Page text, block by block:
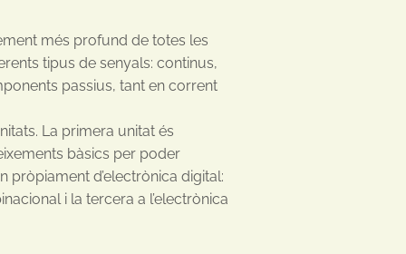
més profund de totes les
tipus de senyals: continus,
passius, tant en corrent
La primera unitat és
bàsics per poder
pròpiament d’electrònica digital:
i la tercera a l’electrònica